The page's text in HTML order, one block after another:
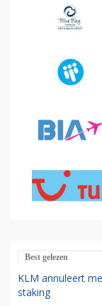
Best gelezen
KLM annuleert
staking